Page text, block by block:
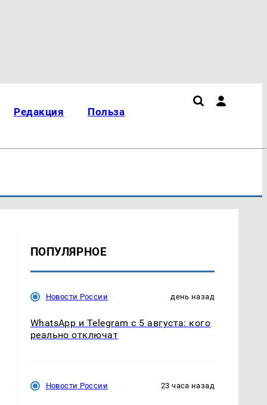
Редакция Польза
ПОПУЛЯРНОЕ
Новости России день назад
WhatsApp и Telegram с 5 августа: кого
реально отключат
Новости России 23 часа назад